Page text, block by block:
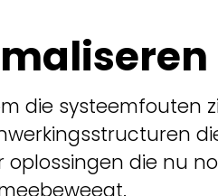
die systeemfouten
die nu